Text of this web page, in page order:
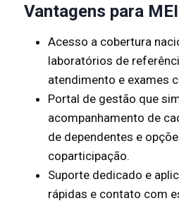
Vantagens para
Acesso a cobertura
laboratórios de
atendimento e exames
Portal de gestão que
acompanhamento de
de dependentes e
coparticipação.
Suporte dedicado e
rápidas e contato com